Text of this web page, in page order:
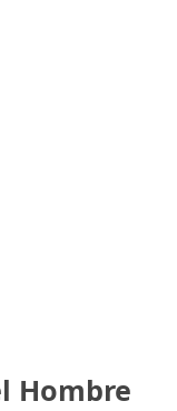
Hombre